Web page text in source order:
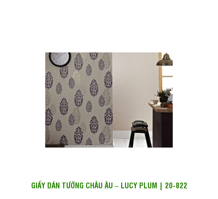
GIẤY DÁN TƯỜNG CHÂU ÂU – LUCY PLUM | 20-822